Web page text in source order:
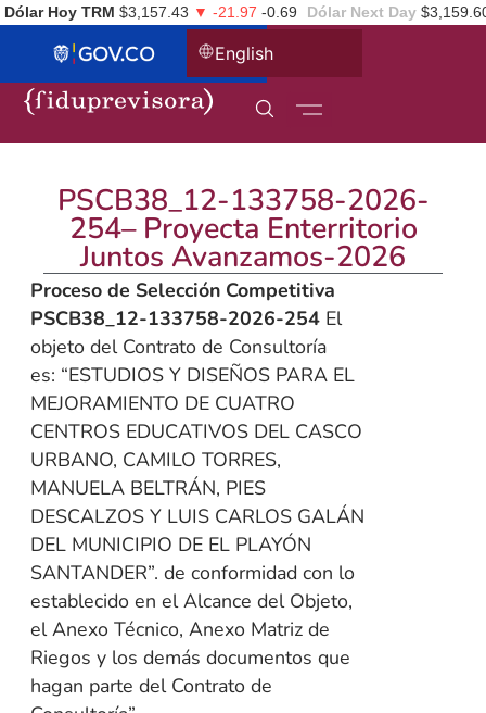
Dólar Hoy TRM $3,157.43 ▼ -21.97 -0.69 Dólar Next Day
English
PSCB38_12-133758-2026-
254– Proyecta Enterritorio
Juntos Avanzamos-2026
Proceso de Selección Competitiva
PSCB38_12-133758-2026-254El
objeto del Contrato de Consultoría
es: “ESTUDIOS Y DISEÑOS PARA EL
MEJORAMIENTO DE CUATRO
CENTROS EDUCATIVOS DEL CASCO
URBANO, CAMILO TORRES,
MANUELA BELTRÁN, PIES
DESCALZOS Y LUIS CARLOS GALÁN
DEL MUNICIPIO DE EL PLAYÓN
SANTANDER”. de conformidad con lo
establecido en el Alcance del Objeto,
el Anexo Técnico, Anexo Matriz de
Riegos y los demás documentos que
hagan parte del Contrato de